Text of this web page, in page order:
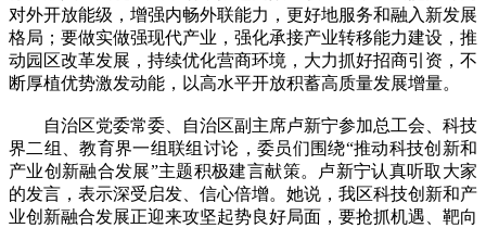
对外开放能级，增强内畅外联能力，更好地服务和融入新发展
格局；要做实做强现代产业，强化承接产业转移能力建设，推
动园区改革发展，持续优化营商环境，大力抓好招商引资，不
断厚植优势激发动能，以高水平开放积蓄高质量发展增量。
自治区党委常委、自治区副主席卢新宁参加总工会、科技
界二组、教育界一组联组讨论，委员们围绕“推动科技创新和
产业创新融合发展”主题积极建言献策。卢新宁认真听取大家
的发言，表示深受启发、信心倍增。她说，我区科技创新和产
业创新融合发展正迎来攻坚起势良好局面，要抢抓机遇、靶向